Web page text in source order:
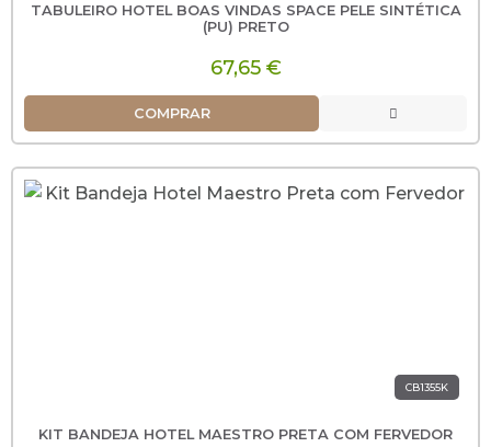
TABULEIRO HOTEL BOAS VINDAS SPACE PELE SINTÉTICA
(PU) PRETO
67,65 €
COMPRAR
CB1355K
KIT BANDEJA HOTEL MAESTRO PRETA COM FERVEDOR